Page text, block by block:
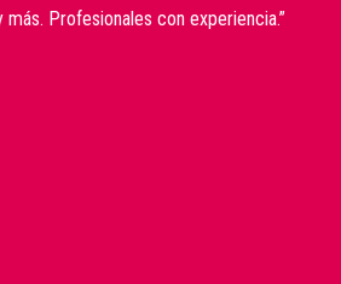
Profesionales con experiencia.”